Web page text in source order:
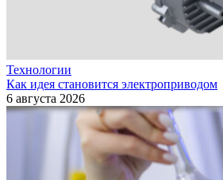
Технологии
Как идея становится электроприводом
6 августа 2026